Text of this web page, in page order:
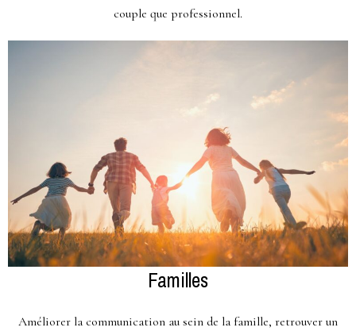
couple que professionnel.
Familles
Améliorer la communication au sein de la famille, retrouver un